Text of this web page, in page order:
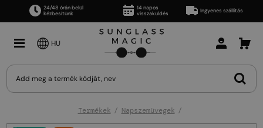
24/48 órán belül
kézbesítünk
14 napos
visszaküldés
Ingyenes szállítás
HU
Termékek Napszemüvegek